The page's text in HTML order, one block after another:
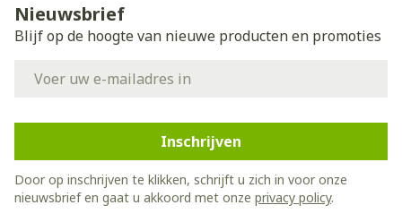
Nieuwsbrief
Blijf op de hoogte van nieuwe producten en promoties
Inschrijven
Door op inschrijven te klikken, schrijft u zich in voor onze
nieuwsbrief en gaat u akkoord met onze privacy policy.